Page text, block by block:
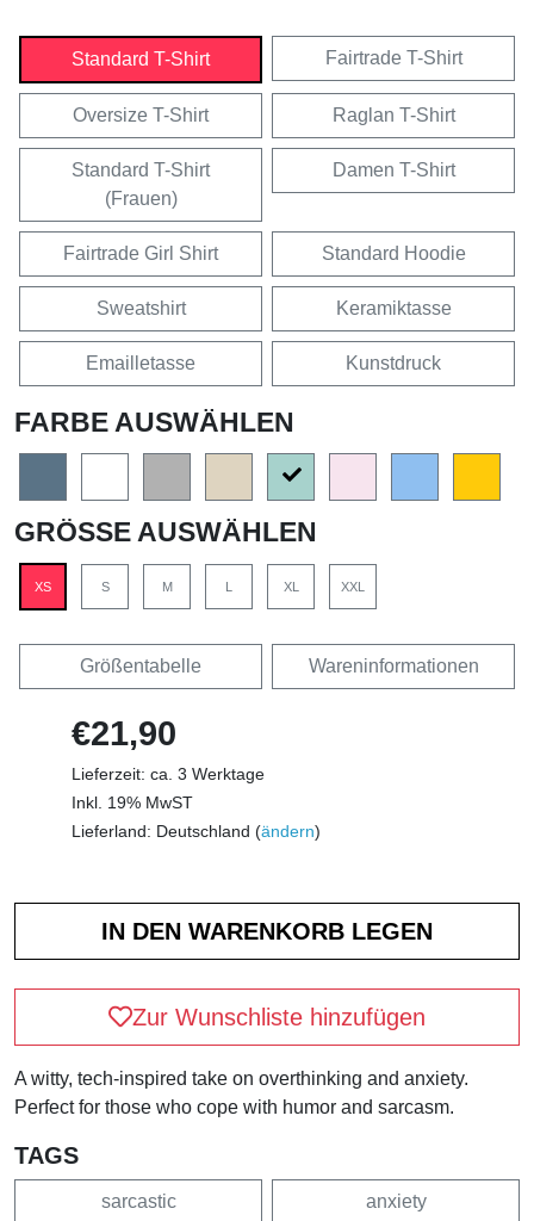
Standard T-Shirt Fairtrade T-Shirt
Oversize T-Shirt Raglan T-Shirt
Standard T-Shirt
(Frauen)
Damen T-Shirt
Fairtrade Girl Shirt Standard Hoodie
Sweatshirt Keramiktasse
Emailletasse Kunstdruck
FARBE AUSWÄHLEN
GRÖSSE AUSWÄHLEN
XS S M L XL XXL
Größentabelle Wareninformationen
€21,90
Lieferzeit: ca. 3 Werktage
Inkl. 19% MwST
Lieferland: Deutschland (ändern)
Zur Wunschliste hinzufügen
A witty, tech-inspired take on overthinking and anxiety.
Perfect for those who cope with humor and sarcasm.
TAGS
sarcastic anxiety